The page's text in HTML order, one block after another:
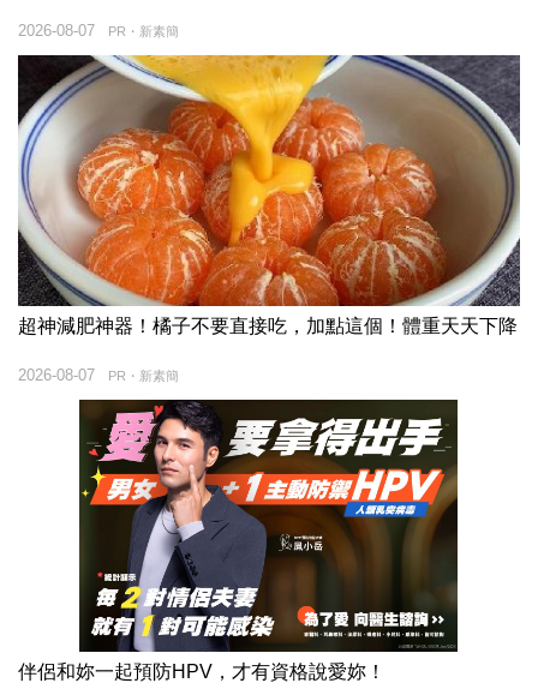
PR・新素簡
2026-08-07
超神減肥神器！橘子不要直接吃，加點這個！體重天天下降
PR・新素簡
2026-08-07
伴侶和妳一起預防HPV，才有資格說愛妳！